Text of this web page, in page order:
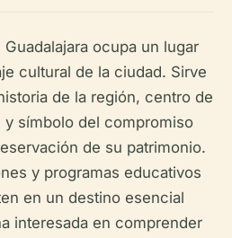
ocupa un lugar
cultural de la ciudad. Sirve
de la región, centro de
símbolo del compromiso
de su patrimonio.
y programas educativos
en un destino esencial
interesada en comprender